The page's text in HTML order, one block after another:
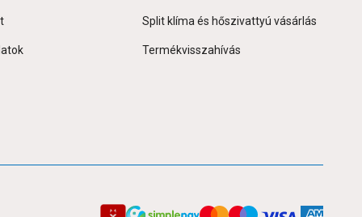
Split klíma és hőszivattyú vásárlás
Termékvisszahívás